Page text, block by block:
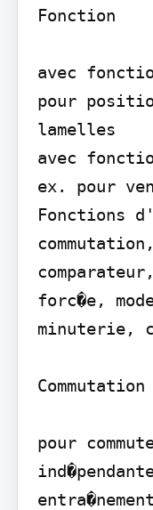
Fonction
avec
pour
lamelles
avec
ex. pour
Fonctions
forc�e,
minuterie,
Commutation
pour
entra�nement